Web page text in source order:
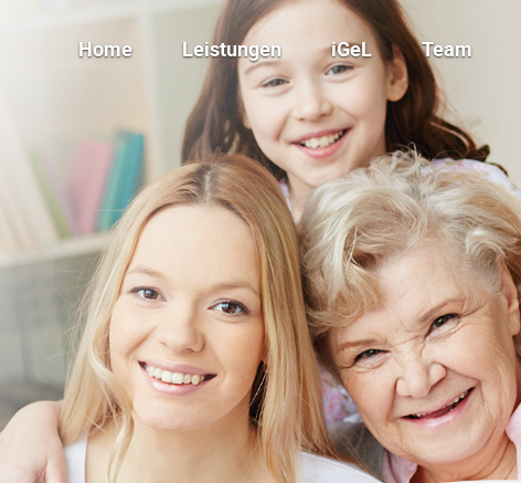
Home Leistungen
Ergotherapie
Logopädie
Physiotherapie
Autismusspezifische
Förderung
iGeL
Kinesio-Tape
Klassische Massagen
Manuelle
Lymphdrainagen
Babymassagekurs
Cranio Sacral Therapie
Team